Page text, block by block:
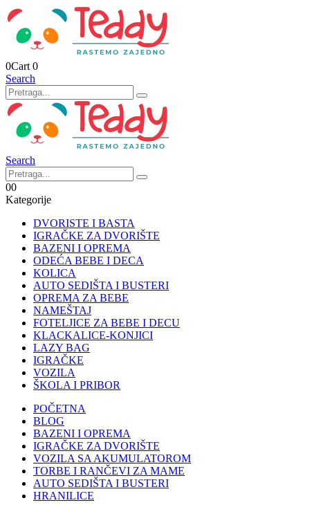
0Cart 0
Search
Search
00
Kategorije
DVORISTE I BASTA
IGRAČKE ZA DVORIŠTE
BAZENI I OPREMA
ODEĆA BEBE I DECA
KOLICA
AUTO SEDIŠTA I BUSTERI
OPREMA ZA BEBE
NAMEŠTAJ
FOTELJICE ZA BEBE I DECU
KLACKALICE-KONJICI
LAZY BAG
IGRAČKE
VOZILA
ŠKOLA I PRIBOR
POČETNA
BLOG
BAZENI I OPREMA
IGRAČKE ZA DVORIŠTE
VOZILA SA AKUMULATOROM
TORBE I RANČEVI ZA MAME
AUTO SEDIŠTA I BUSTERI
HRANILICE